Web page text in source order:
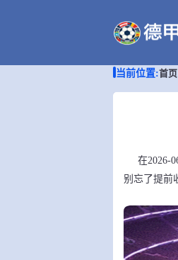
当前位置:首页
在2026-
别忘了提前